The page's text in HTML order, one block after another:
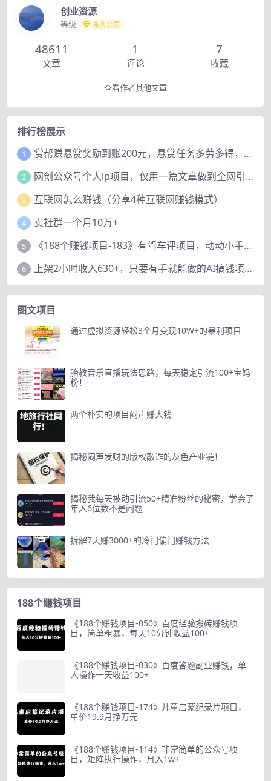
创业资源
等级 永久会员
48611
文章
1
评论
7
收藏
查看作者其他文章
排行榜展示
1 赏帮赚悬赏奖励到账200元，悬赏任务多劳多得，人人可做。
2 网创公众号个人ip项目，仅用一篇文章做到全网引流！
3 互联网怎么赚钱（分享4种互联网赚钱模式）
4 卖社群一个月10万+
5 《188个赚钱项目-183》有驾车评项目，动动小手，复制粘贴赚44元！
6 上架2小时收入630+，只要有手就能做的AI搞钱项目，奶奶看完都能学会!
图文项目
通过虚拟资源轻松3个月变现10W+的暴利项目
胎教音乐直播玩法思路，每天稳定引流100+宝妈
粉！
两个朴实的项目闷声赚大钱
揭秘闷声发财的版权敲诈的灰色产业链！
揭秘我每天被动引流50+精准粉丝的秘密，学会了
年入6位数不是问题
拆解7天赚3000+的冷门偏门赚钱方法
188个赚钱项目
《188个赚钱项目-050》百度经验搬砖赚钱项
目，简单粗暴，每天10分钟收益100+
《188个赚钱项目-030》百度答题副业赚钱，单
人操作一天收益100+
《188个赚钱项目-174》儿童启蒙纪录片项目，
单价19.9月挣万元
《188个赚钱项目-114》非常简单的公众号项
目，矩阵执行操作，月入1w+